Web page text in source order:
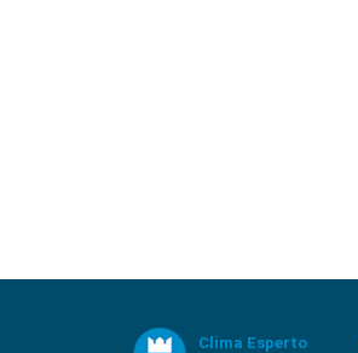
Clima Esperto